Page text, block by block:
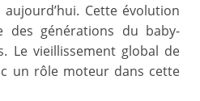
Cette évolution
des générations du baby-
Le vieillissement global de
un rôle moteur dans cette